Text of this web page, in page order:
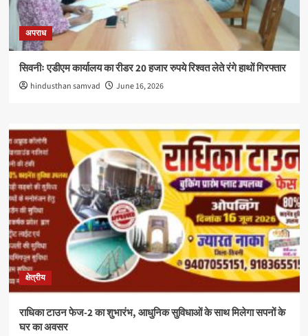
अपराध
सिवनीः एडीएम कार्यालय का रीडर 20 हजार रुपये रिश्वत लेते रंगे हाथों गिरफ्तार
hindusthan samvad June 16, 2026
क्षेत्रीय
राधिका टाउन फेज-2 का शुभारंभ, आधुनिक सुविधाओं के साथ मिलेगा सपनों के
घर का अवसर